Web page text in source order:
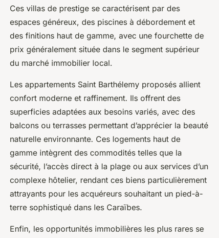
Ces villas de prestige se caractérisent par des
espaces généreux, des piscines à débordement et
des finitions haut de gamme, avec une fourchette de
prix généralement située dans le segment supérieur
du marché immobilier local.
Les appartements Saint Barthélemy proposés allient
confort moderne et raffinement. Ils offrent des
superficies adaptées aux besoins variés, avec des
balcons ou terrasses permettant d’apprécier la beauté
naturelle environnante. Ces logements haut de
gamme intègrent des commodités telles que la
sécurité, l’accès direct à la plage ou aux services d’un
complexe hôtelier, rendant ces biens particulièrement
attrayants pour les acquéreurs souhaitant un pied-à-
terre sophistiqué dans les Caraïbes.
Enfin, les opportunités immobilières les plus rares se